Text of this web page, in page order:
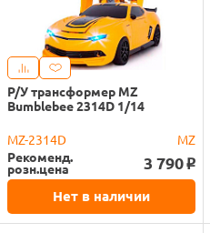
Р/У трансформер MZ
Bumblebee 2314D 1/14
MZ-2314D
MZ
Рекоменд.
розн.цена 3 790 o
Нет в наличии